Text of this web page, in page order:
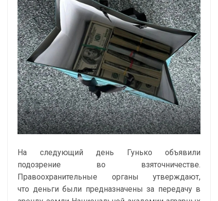
На следующий день Гунько объявили
подозрение во взяточничестве.
Правоохранительные органы утверждают,
что деньги были предназначены за передачу в